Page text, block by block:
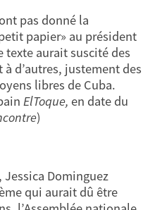
pas donné la
papier» au président
texte aurait suscité des
d’autres, justement des
libres de Cuba.
ElToque, en date du
)
Jessica Dominguez
qui aurait dû être